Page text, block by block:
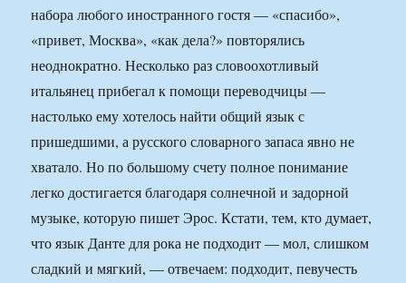
набора любого иностранного гостя — «спасибо»,
«привет, Москва», «как дела?» повторялись
неоднократно. Несколько раз словоохотливый
итальянец прибегал к помощи переводчицы —
настолько ему хотелось найти общий язык с
пришедшими, а русского словарного запаса явно не
хватало. Но по большому счету полное понимание
легко достигается благодаря солнечной и задорной
музыке, которую пишет Эрос. Кстати, тем, кто думает,
что язык Данте для рока не подходит — мол, слишком
сладкий и мягкий, — отвечаем: подходит, певучесть